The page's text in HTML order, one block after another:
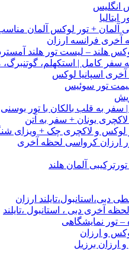
انگلیس
ایتالیا
آلمان + تور لوکس آلمان
آخری فرانسه ارزان
هلند – لیست تور هلند
سفر کامل | استکهلم، گوتنبرگ،
آخری اسپانیا لوکس
تور سوئیس
به قلب بالکان با تور بوسنی
لاکچری یونان + سفر به آتن
لوکس و لاکچری چک + ویزای
ارزان کرواسی لحظه آخری
آلمان هلند
ارزان
آخری دبی ، استانبول ،تایلند
– تور نمایشگاهی
و ارزان
ارزان برزیل